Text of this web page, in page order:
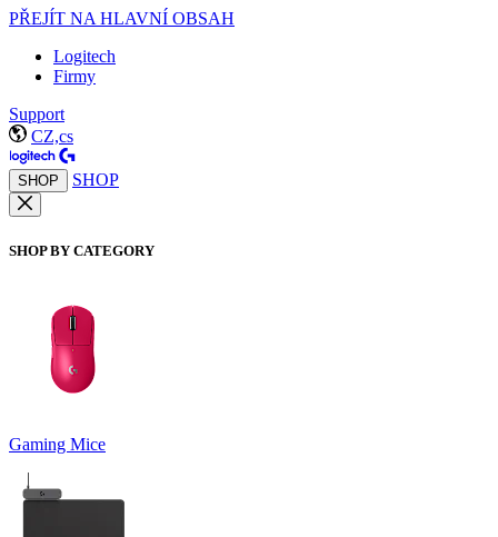
PŘEJÍT NA HLAVNÍ OBSAH
Logitech
Firmy
Support
CZ,cs
SHOP SHOP
SHOP BY CATEGORY
Gaming Mice